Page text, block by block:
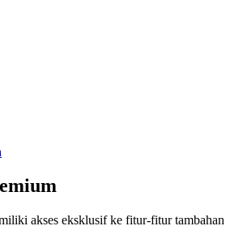
akses eksklusif ke fitur-fitur tambahan